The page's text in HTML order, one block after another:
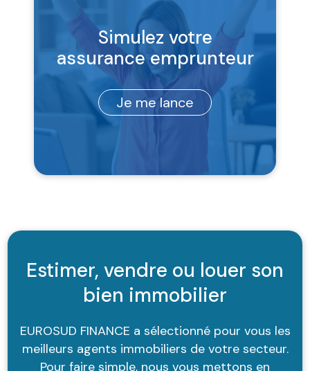
Simulez votre
assurance emprunteur
Je me lance
Estimer, vendre ou louer son
bien immobilier
EUROSUD FINANCE a sélectionné pour vous les
meilleurs agents immobiliers de votre secteur.
Pour faire simple, nous vous mettons en